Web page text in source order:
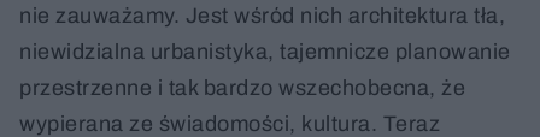
nie zauważamy. Jest wśród nich architektura tła,
niewidzialna urbanistyka, tajemnicze planowanie
przestrzenne i tak bardzo wszechobecna, że
wypierana ze świadomości, kultura. Teraz